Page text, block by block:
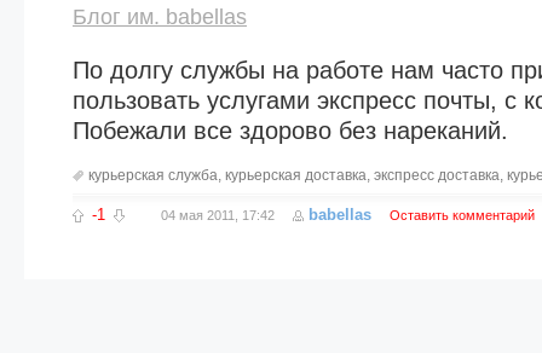
Блог им. babellas
По долгу службы на работе нам часто
пользовать услугами экспресс почты, с
Побежали все здорово без нареканий.
курьерская служба, курьерская доставка, экспресс доставка,
-1 04 мая 2011, 17:42 babellas Оставить комментарий